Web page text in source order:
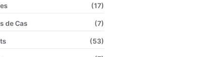
(17)
de Cas (7)
(53)